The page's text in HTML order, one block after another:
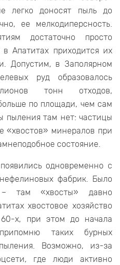
легко доносят пыль до
ее мелкодиперсность.
достаточно просто
в Апатитах приходится их
Допустим, в Заполярном
руд образовалось
тонн отходов,
по площади, чем сам
пыления там нет: частицы
«хвостов» минералов при
состояние.
одновременно с
фабрик. Было
«хвосты» давно
хвостовое хозяйство
х, при этом до начала
таких бурных
Возможно, из-за
где люди активно